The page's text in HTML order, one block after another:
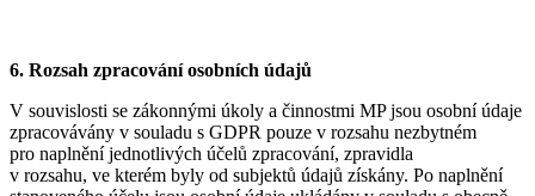
6. Rozsah zpracování osobních údajů
V souvislosti se zákonnými úkoly a činnostmi MP jsou osobní údaje
zpracovávány v souladu s GDPR pouze v rozsahu nezbytném
pro naplnění jednotlivých účelů zpracování, zpravidla
v rozsahu, ve kterém byly od subjektů údajů získány. Po naplnění